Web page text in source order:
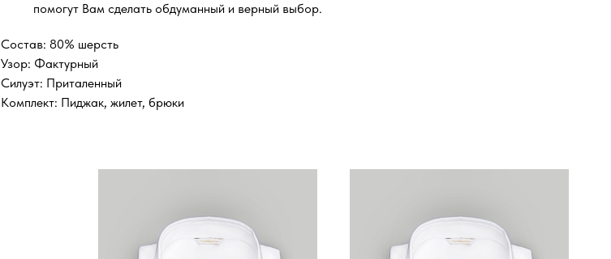
помогут Вам сделать обдуманный и верный выбор.
Состав: 80% шерсть
Узор: Фактурный
Силуэт: Приталенный
Комплект: Пиджак, жилет, брюки